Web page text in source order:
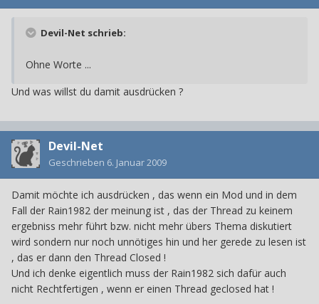
Devil-Net schrieb:
Ohne Worte ...
Und was willst du damit ausdrücken ?
Devil-Net
Geschrieben 6. Januar 2009
Damit möchte ich ausdrücken , das wenn ein Mod und in dem
Fall der Rain1982 der meinung ist , das der Thread zu keinem
ergebniss mehr führt bzw. nicht mehr übers Thema diskutiert
wird sondern nur noch unnötiges hin und her gerede zu lesen ist
, das er dann den Thread Closed !
Und ich denke eigentlich muss der Rain1982 sich dafür auch
nicht Rechtfertigen , wenn er einen Thread geclosed hat !